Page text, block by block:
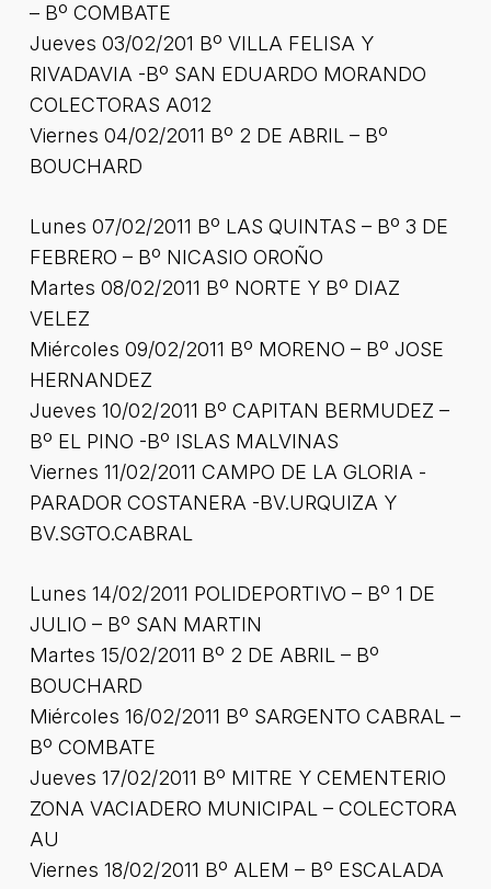
– Bº COMBATE
Jueves 03/02/201 Bº VILLA FELISA Y
RIVADAVIA -Bº SAN EDUARDO MORANDO
COLECTORAS A012
Viernes 04/02/2011 Bº 2 DE ABRIL – Bº
BOUCHARD
Lunes 07/02/2011 Bº LAS QUINTAS – Bº 3 DE
FEBRERO – Bº NICASIO OROÑO
Martes 08/02/2011 Bº NORTE Y Bº DIAZ
VELEZ
Miércoles 09/02/2011 Bº MORENO – Bº JOSE
HERNANDEZ
Jueves 10/02/2011 Bº CAPITAN BERMUDEZ –
Bº EL PINO -Bº ISLAS MALVINAS
Viernes 11/02/2011 CAMPO DE LA GLORIA -
PARADOR COSTANERA -BV.URQUIZA Y
BV.SGTO.CABRAL
Lunes 14/02/2011 POLIDEPORTIVO – Bº 1 DE
JULIO – Bº SAN MARTIN
Martes 15/02/2011 Bº 2 DE ABRIL – Bº
BOUCHARD
Miércoles 16/02/2011 Bº SARGENTO CABRAL –
Bº COMBATE
Jueves 17/02/2011 Bº MITRE Y CEMENTERIO
ZONA VACIADERO MUNICIPAL – COLECTORA
AU
Viernes 18/02/2011 Bº ALEM – Bº ESCALADA